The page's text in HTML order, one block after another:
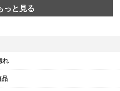
っと見る
れ